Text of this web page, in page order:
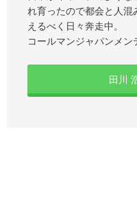
れ育ったので都会と人
えるべく日々奔走中。
コールマンジャパンメン
田川